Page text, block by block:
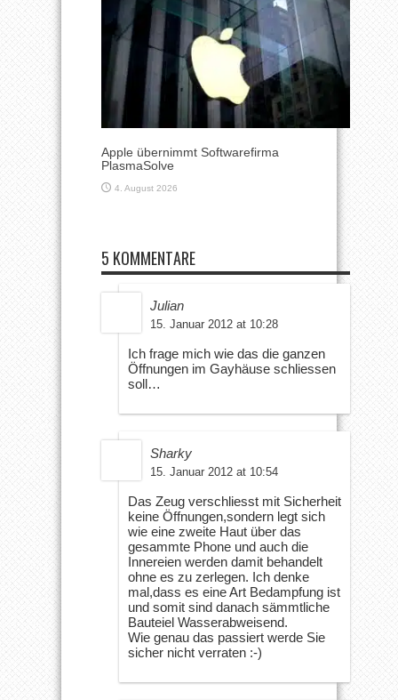
Apple übernimmt Softwarefirma
PlasmaSolve
4. August 2026
5 KOMMENTARE
Julian
15. Januar 2012 at 10:28
Ich frage mich wie das die ganzen
Öffnungen im Gayhäuse schliessen
soll…
Sharky
15. Januar 2012 at 10:54
Das Zeug verschliesst mit Sicherheit
keine Öffnungen,sondern legt sich
wie eine zweite Haut über das
gesammte Phone und auch die
Innereien werden damit behandelt
ohne es zu zerlegen. Ich denke
mal,dass es eine Art Bedampfung ist
und somit sind danach sämmtliche
Bauteiel Wasserabweisend.
Wie genau das passiert werde Sie
sicher nicht verraten :-)